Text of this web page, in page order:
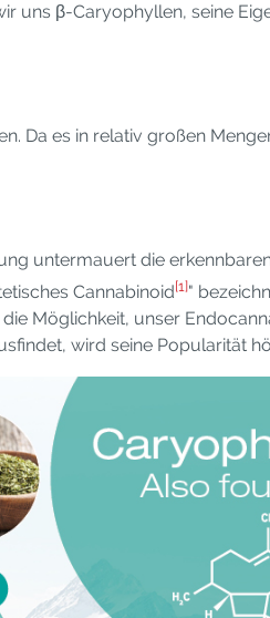
uns β-Caryophyllen, seine
Da es in relativ großen
untermauert die
Cannabinoid[1] "
Möglichkeit, unser
wird seine Popularität